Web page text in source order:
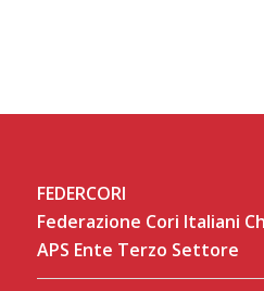
FEDERCORI
Federazione Cori Italiani
APS Ente Terzo Settore